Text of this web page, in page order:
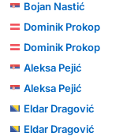
Bojan Nastić
Dominik Prokop
Dominik Prokop
Aleksa Pejić
Aleksa Pejić
Eldar Dragović
Eldar Dragović